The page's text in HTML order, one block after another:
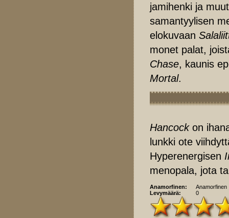
jamihenki ja
samantyylisen
elokuvaan
monet palat,
Chase, kaunis
Mortal.
Hancockon
lunkki ote
Hyperenergisen
menopala, jota
Anamorfinen:
Anamorfinen
Levymäärä:
0